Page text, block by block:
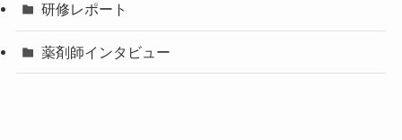
研修レポート
薬剤師インタビュー